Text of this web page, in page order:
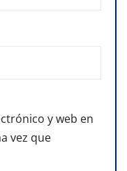
y web en
vez que